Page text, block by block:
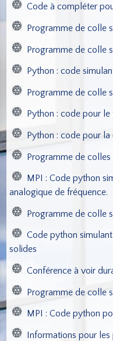
Code à compléter
Programme de colle
Programme de colle
Python : code
Programme de colle
Python : code pour le
Python : code pour
Programme de colles
MPI : Code python
analogique de fréquence.
Programme de colle
Code python
solides
Conférence à voir
Programme de colle
MPI : Code python
Informations pour